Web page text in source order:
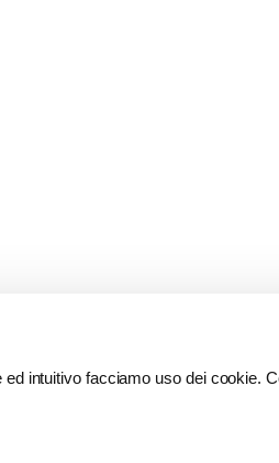
intuitivo facciamo uso dei cookie.